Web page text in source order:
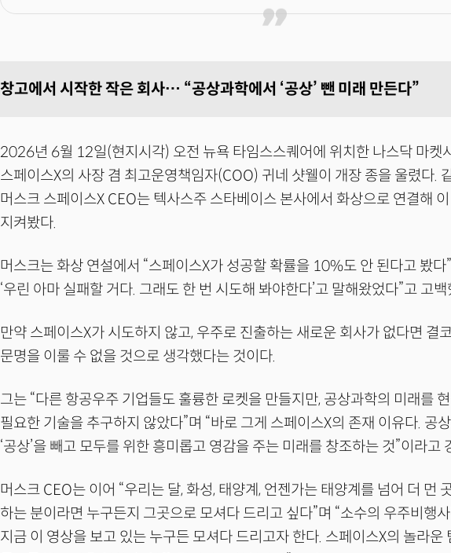
창고에서 시작한 작은 회사… “공상과학에서 ‘공상’ 뺀 미래 만든다”
2026년 6월 12일(현지시각) 오전 뉴욕 타임스스퀘어에 위치한 나스닥 마켓
스페이스X의 사장 겸 최고운영책임자(COO) 귀네 샷웰이 개장 종을 울렸다.
머스크 스페이스X CEO는 텍사스주 스타베이스 본사에서 화상으로 연결해
지켜봤다.
머스크는 화상 연설에서 “스페이스X가 성공할 확률을 10%도 안 된다고 봤다
‘우린 아마 실패할 거다. 그래도 한 번 시도해 봐야한다’고 말해왔었다”고 고백
만약 스페이스X가 시도하지 않고, 우주로 진출하는 새로운 회사가 없다면 결
문명을 이룰 수 없을 것으로 생각했다는 것이다.
그는 “다른 항공우주 기업들도 훌륭한 로켓을 만들지만, 공상과학의 미래를
필요한 기술을 추구하지 않았다”며 “바로 그게 스페이스X의 존재 이유다. 공
‘공상’을 빼고 모두를 위한 흥미롭고 영감을 주는 미래를 창조하는 것”이라고
머스크 CEO는 이어 “우리는 달, 화성, 태양계, 언젠가는 태양계를 넘어 더 먼
하는 분이라면 누구든지 그곳으로 모셔다 드리고 싶다”며 “소수의 우주비행
지금 이 영상을 보고 있는 누구든 모셔다 드리고자 한다. 스페이스X의 놀라운